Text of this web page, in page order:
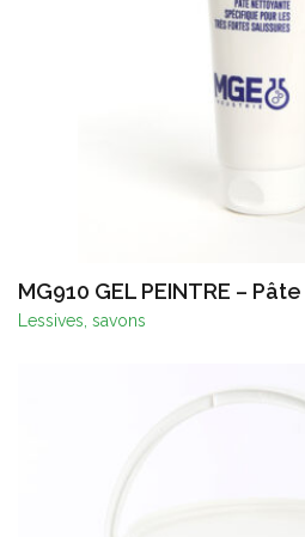
MG910 GEL PEINTRE –
Lessives, savons